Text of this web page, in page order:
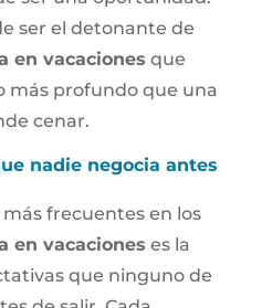
ser el detonante de
en vacaciones que
más profundo que una
cenar.
nadie negocia antes
frecuentes en los
en vacaciones es la
que ninguno de